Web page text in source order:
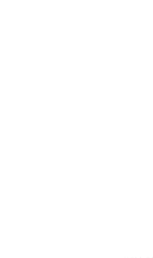
」等通路繳費。
有限公司」（以下簡
買商品或服務，並由
約使用本公司帳單繳
提供予台灣大哥大進
金額後，即可完成結
，點擊此簡訊中的連
行付款，方視為交易
需立刻繳費，但若您
取消之訂單仍視為有
享後付 」之結帳頁
上)免運費
以上)免運費